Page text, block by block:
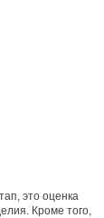
это оценка
Кроме того,